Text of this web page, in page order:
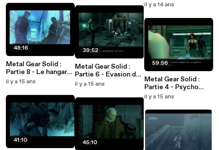
48:16
Metal Gear Solid :
Partie 8 - Le hangar
du Metal Gear
il y a 15 ans
41:10
39:52
Metal Gear Solid :
Partie 6 - Evasion de
prison
il y a 15 ans
45:10
il y a 14 ans
59:56
Metal Gear Solid :
Partie 4 - Psycho
Mantis
il y a 15 ans